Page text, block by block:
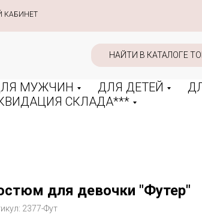
КАБИНЕТ
НАЙТИ В КАТАЛОГЕ
МУЖЧИН ДЛЯ ДЕТЕЙ
СКЛАДА***
для девочки "Футер"
2377-Фут